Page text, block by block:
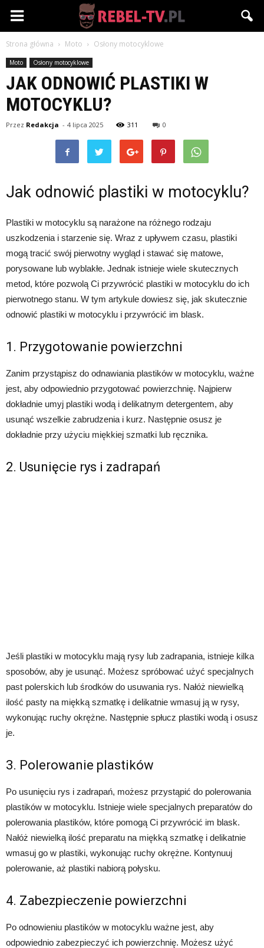
Rebel-
Strona główna Moto Osłony motocyklowe
Moto Osłony motocyklowe
JAK ODNOWIĆ PLASTIKI W
MOTOCYKLU?
Przez Redakcja - 4 lipca 2025 311 0
Jak odnowić plastiki w motocyklu?
Plastiki w motocyklu są narażone na różnego rodzaju
uszkodzenia i starzenie się. Wraz z upływem czasu, plastiki
mogą tracić swój pierwotny wygląd i stawać się matowe,
porysowane lub wyblakłe. Jednak istnieje wiele skutecznych
metod, które pozwolą Ci przywrócić plastiki w motocyklu do ich
pierwotnego stanu. W tym artykule dowiesz się, jak skutecznie
odnowić plastiki w motocyklu i przywrócić im blask.
1. Przygotowanie powierzchni
Zanim przystąpisz do odnawiania plastików w motocyklu, ważne
jest, aby odpowiednio przygotować powierzchnię. Najpierw
dokładnie umyj plastiki wodą i delikatnym detergentem, aby
usunąć wszelkie zabrudzenia i kurz. Następnie osusz je
dokładnie przy użyciu miękkiej szmatki lub ręcznika.
2. Usunięcie rys i zadrapań
Jeśli plastiki w motocyklu mają rysy lub zadrapania, istnieje kilka
sposobów, aby je usunąć. Możesz spróbować użyć specjalnych
past polerskich lub środków do usuwania rys. Nałóż niewielką
ilość pasty na miękką szmatkę i delikatnie wmasuj ją w rysy,
wykonując ruchy okrężne. Następnie spłucz plastiki wodą i osusz
je.
3. Polerowanie plastików
Po usunięciu rys i zadrapań, możesz przystąpić do polerowania
plastików w motocyklu. Istnieje wiele specjalnych preparatów do
polerowania plastików, które pomogą Ci przywrócić im blask.
Nałóż niewielką ilość preparatu na miękką szmatkę i delikatnie
wmasuj go w plastiki, wykonując ruchy okrężne. Kontynuuj
polerowanie, aż plastiki nabiorą połysku.
4. Zabezpieczenie powierzchni
Po odnowieniu plastików w motocyklu ważne jest, aby
odpowiednio zabezpieczyć ich powierzchnię. Możesz użyć